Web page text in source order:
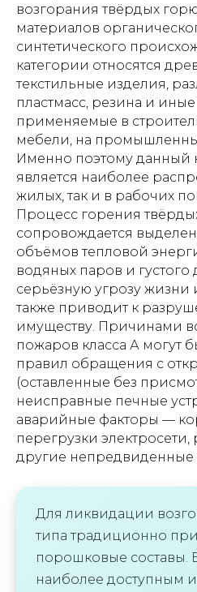
возгорания твёрдых
материалов
синтетического
категории относятся
текстильные изделия,
пластмасс, резина и
применяемые в
мебели, на
Именно поэтому данный
является наиболее
жилых, так и в рабочих
Процесс горения
сопровождается
объёмов тепловой
водяных паров и густого
серьёзную угрозу
также приводит к
имуществу. Причинами
пожаров класса А могут
правил обращения с
(оставленные без
неисправные печные
аварийные факторы —
перегрузки
другие непредвиденные
Для ликвидации
типа традиционно
порошковые составы.
наиболее доступным